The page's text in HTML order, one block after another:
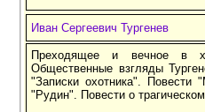
Иван Сергеевич Тургенев
Преходящее и вечное в
Общественные взгляды
"Записки охотника".
"Рудин". Повести о